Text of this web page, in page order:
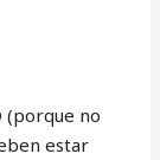
(porque no
estar